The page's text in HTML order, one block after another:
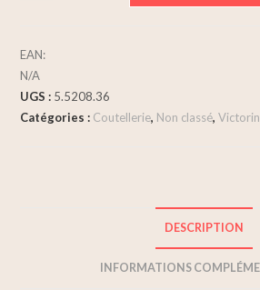
EAN:
N/A
UGS : 5.5208.36
Catégories : Coutellerie, Non classé,
DESCRIPTION
INFORMATIONS